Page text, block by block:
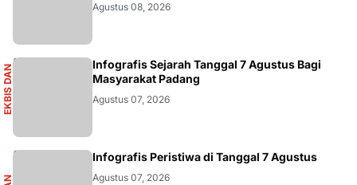
Agustus 08, 2026
E
K
B
I
S
D
A
N
I
N
F
O
G
R
A
F
I
Infografis Sejarah Tanggal 7 Agustus Bagi
Masyarakat Padang
Agustus 07, 2026
Infografis Peristiwa di Tanggal 7 Agustus
Agustus 07, 2026